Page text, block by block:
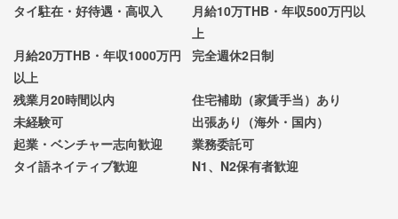
タイ駐在・好待遇・高収入
月給10万THB・年収500万円以
上
月給20万THB・年収1000万円
以上
完全週休2日制
残業月20時間以内
住宅補助（家賃手当）あり
未経験可
出張あり（海外・国内）
起業・ベンチャー志向歓迎
業務委託可
タイ語ネイティブ歓迎
N1、N2保有者歓迎